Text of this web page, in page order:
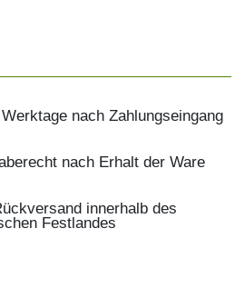
nach Zahlungseingang
nach Erhalt der Ware
innerhalb des
Festlandes